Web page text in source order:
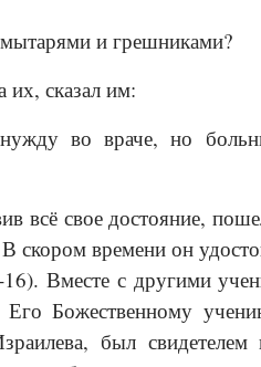
и грешниками?
их, сказал им:
во враче, но
всё свое достояние,
скором времени он
Вместе с другими
Божественному
был свидетелем